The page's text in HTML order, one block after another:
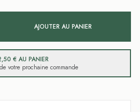
AJOUTER AU PANIER
€ AU PANIER
votre prochaine commande